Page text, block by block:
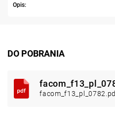
Opis:
DO POBRANIA